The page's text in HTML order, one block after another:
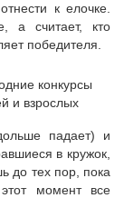
к елочке.
а считает, кто
победителя.
падает) и
в кружок,
до тех пор, пока
момент все